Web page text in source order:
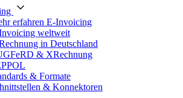
erfahren E-Invoicing
weltweit
in Deutschland
& XRechnung
& Formate
& Konnektoren